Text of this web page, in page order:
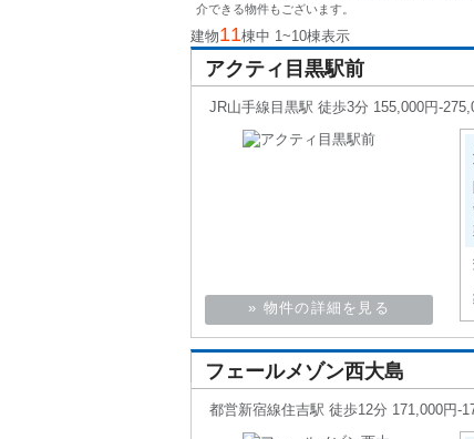
介できる物件もございます。
建物11棟中 1~10棟表示
アクティ目黒駅前
JR山手線目黒駅 徒歩3分 155,000円-
» 物件の詳細を見る
フェールメゾン西大島
都営新宿線住吉駅 徒歩12分 171,000円-